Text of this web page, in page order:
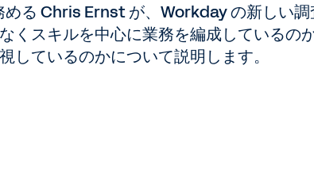
る Chris Ernst が、Workday の新しい
くスキルを中心に業務を編成しているの
しているのかについて説明します。